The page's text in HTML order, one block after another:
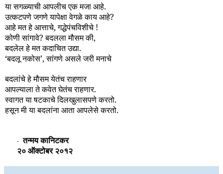
या सगळ्याची आपलीच एक मजा आहे.
उत्कटपणे जगणे यापेक्षा वेगळे काय आहे?
आहे मत हे आत्ताचे, गद्धेपंचविशीचे !
कोणी सांगावे? बदलला मौसम की,
बदलेल हे मत कदाचित उद्या.
‘बदलू नकोस’, सांगणे असले जरी मनाचे
बदलांचे हे मौसम येतंच राहणार
आपल्याला ते कवेत घेतंच राहणार.
स्वागत या षटकाचे दिलखुलासपणे करतो.
हसून मी या बदलांना आता आपलेसे करतो.
- तन्मय कानिटकर
२० ऑक्टोबर २०१२